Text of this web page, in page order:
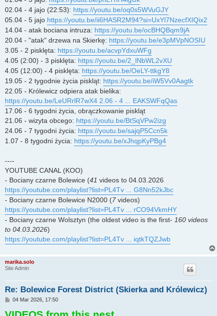
02.04 - 4 jajo (22:53): https://youtu.be/oq0s5WVuGJY
05.04 - 5 jajo https://youtu.be/ii6HASR2M94?si=UxYl7NzecfXIQix2
14.04 - atak bociana intruza: https://youtu.be/ocBHQBqm9jA
20.04 - "atak" drzewa na Skierkę: https://youtu.be/e3pMVpNOSIU
3.05 - 2 pisklęta: https://youtu.be/acvpYdxuWFg
4.05 (2:00) - 3 pisklęta: https://youtu.be/2_lNbWL2vXU
4.05 (12:00) - 4 pisklęta: https://youtu.be/OeLY-ttkgY8
19.05 - 2 tygodnie życia piskląt: https://youtu.be/iW5Vv0Aagtk
22.05 - Królewicz odpiera atak bielika:
https://youtu.be/LeURrlR7wX4 2.06 - 4 ... EAKSWFqQas
17.06 - 6 tygodni życia, obrączkowanie piskląt
21.06 - wizyta obcego: https://youtu.be/BtSqVPw2izg
24.06 - 7 tygodni życia: https://youtu.be/sajqP5Ccn5k
1.07 - 8 tygodni życia: https://youtu.be/xJhqpKyPBg4
----
YOUTUBE CANAL (KOO)
- Bociany czarne Bolewice (41 videos to 04.03.2026
https://youtube.com/playlist?list=PL4Tv ... G8Nn52kJbc
- Bociany czarne Bolewice N2000 (7videos)
https://youtube.com/playlist?list=PL4Tv ... rCO94VkmHY
- Bociany czarne Wolsztyn (the oldest video is the first- 160 videos
to 04.03.2026)
https://youtube.com/playlist?list=PL4Tv ... iqtkTQZJwb
marika.solo
Site Admin
Re: Bolewice Forest District (Skierka and Królewicz)
P
s
04 Mar 2026, 17:50